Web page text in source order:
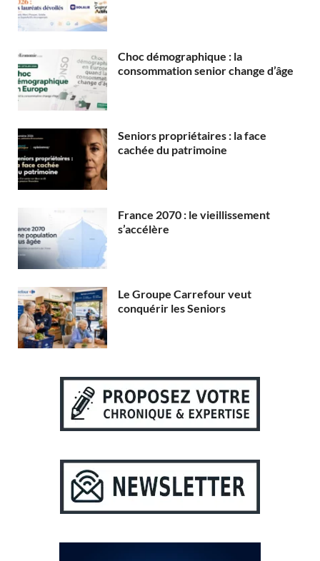
Choc démographique : la
consommation senior change d’âge
Seniors propriétaires : la face
cachée du patrimoine
France 2070 : le vieillissement
s’accélère
Le Groupe Carrefour veut
conquérir les Seniors